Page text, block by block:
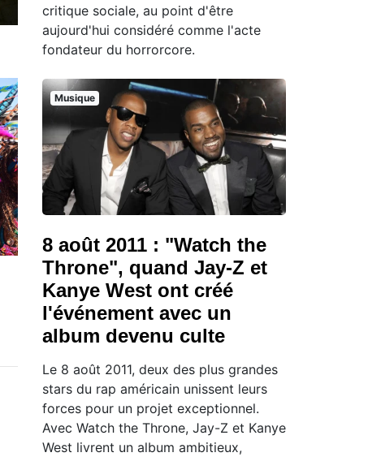
critique sociale, au point d'être
aujourd'hui considéré comme l'acte
fondateur du horrorcore.
Musique
8 août 2011 : "Watch the
Throne", quand Jay-Z et
Kanye West ont créé
l'événement avec un
album devenu culte
Le 8 août 2011, deux des plus grandes
stars du rap américain unissent leurs
forces pour un projet exceptionnel.
Avec Watch the Throne, Jay-Z et Kanye
West livrent un album ambitieux,